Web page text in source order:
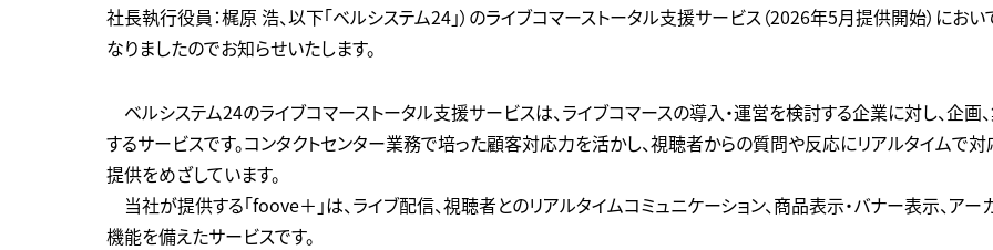
社長執行役員：梶原 浩、以下「ベルシステム24」）のライブコマーストータル支援サービス（2026年5月提供開始）にお
なりましたのでお知らせいたします。
ベルシステム24のライブコマーストータル支援サービスは、ライブコマースの導入・運営を検討する企業に対し、企
するサービスです。コンタクトセンター業務で培った顧客対応力を活かし、視聴者からの質問や反応にリアルタイムで
提供をめざしています。
当社が提供する「foove＋」は、ライブ配信、視聴者とのリアルタイムコミュニケーション、商品表示・バナー表示、ア
機能を備えたサービスです。